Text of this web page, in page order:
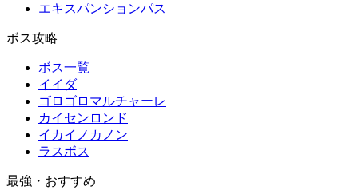
エキスパンションパス
ボス攻略
ボス一覧
イイダ
ゴロゴロマルチャーレ
カイセンロンド
イカイノカノン
ラスボス
最強・おすすめ